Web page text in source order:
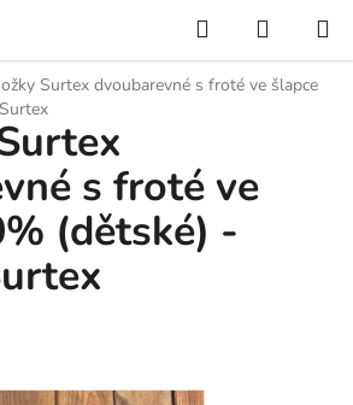
Hledat
KOŠÍK
Surtex dvoubarevné s froté ve šlapce
s froté ve
(dětské) -